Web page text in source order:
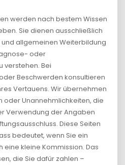
werden nach bestem Wissen
Sie dienen ausschließlich
allgemeinen Weiterbildung
oder
verstehen. Bei
Beschwerden konsultieren
Vertauens. Wir übernehmen
oder Unannehmlichkeiten, die
Verwendung der Angaben
Diese Seiten
bedeutet, wenn Sie ein
eine kleine Kommission. Das
die Sie dafür zahlen –